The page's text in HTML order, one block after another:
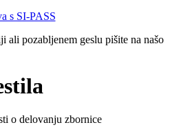
s SI-PASS
ali pozabljenem geslu pišite na našo
o delovanju zbornice